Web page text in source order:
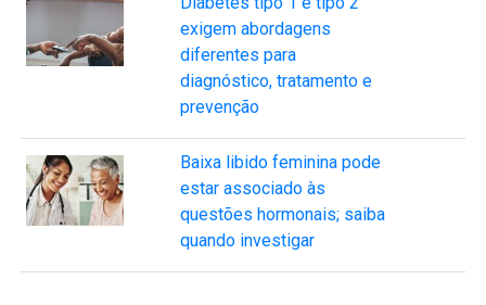
exigem abordagens
diferentes para
diagnóstico, tratamento e
prevenção
Baixa libido feminina pode
estar associado às
questões hormonais; saiba
quando investigar